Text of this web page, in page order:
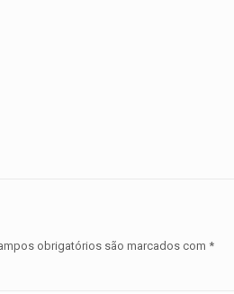
obrigatórios são marcados com *